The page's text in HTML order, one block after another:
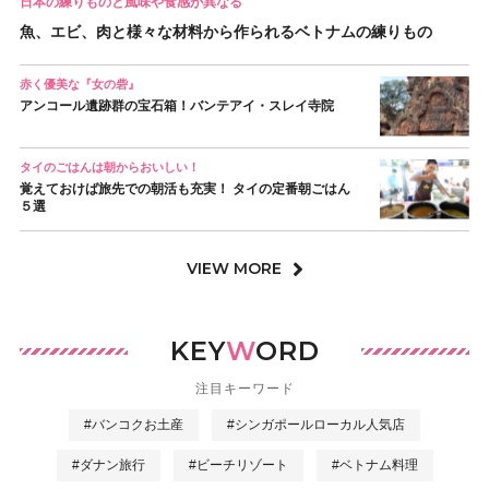
魚、エビ、肉と様々な材料から作られるベトナムの練りもの
赤く優美な『女の砦』
アンコール遺跡群の宝石箱！バンテアイ・スレイ寺院
タイのごはんは朝からおいしい！
覚えておけば旅先での朝活も充実！ タイの定番朝ごはん
５選
VIEW MORE
KEYWORD
注目キーワード
#バンコクお土産 #シンガポールローカル人気店
#ダナン旅行 #ビーチリゾート #ベトナム料理